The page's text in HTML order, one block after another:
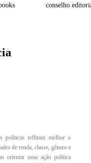
conselho
políticas reflitam melhor o
de renda, classe, gênero e
orientar uma ação política